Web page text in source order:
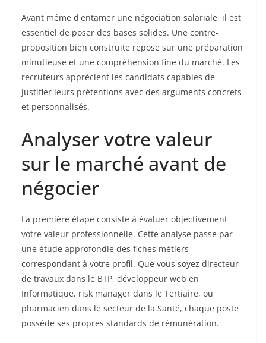
Avant même d'entamer une négociation salariale, il est
essentiel de poser des bases solides. Une contre-
proposition bien construite repose sur une préparation
minutieuse et une compréhension fine du marché. Les
recruteurs apprécient les candidats capables de
justifier leurs prétentions avec des arguments concrets
et personnalisés.
Analyser votre valeur
sur le marché avant de
négocier
La première étape consiste à évaluer objectivement
votre valeur professionnelle. Cette analyse passe par
une étude approfondie des fiches métiers
correspondant à votre profil. Que vous soyez directeur
de travaux dans le BTP, développeur web en
Informatique, risk manager dans le Tertiaire, ou
pharmacien dans le secteur de la Santé, chaque poste
possède ses propres standards de rémunération.